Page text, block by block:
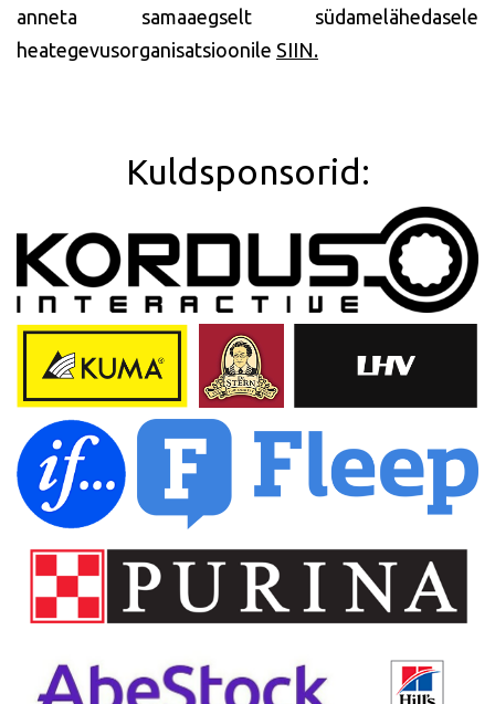
anneta samaaegselt südamelähedasele
heategevusorganisatsioonile SIIN.
Kuldsponsorid: